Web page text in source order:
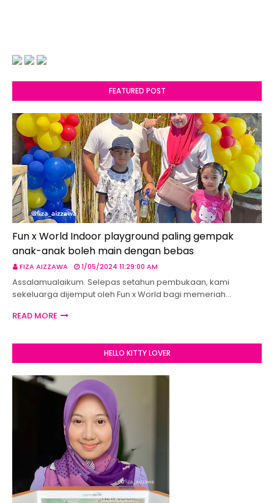
FEATURED POST
Fun x World Indoor playground paling gempak
anak-anak boleh main dengan bebas
FIZA AIZZAWA 1/05/2024 11:29:00 AM
Assalamualaikum. Selepas setahun pembukaan, kami
sekeluarga dijemput oleh Fun x World bagi memeriah…
READ MORE
HELLO KITTY LOVER